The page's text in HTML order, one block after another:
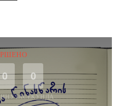
0 0
СЕКУНДА